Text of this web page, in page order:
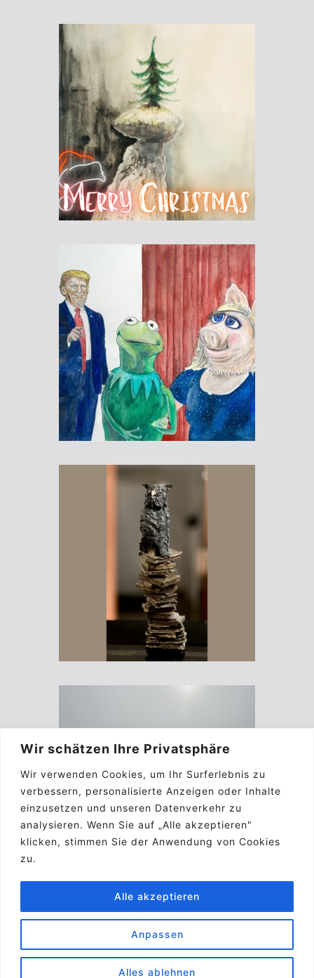
Wir schätzen Ihre Privatsphäre
Wir verwenden Cookies, um Ihr Surferlebnis zu
verbessern, personalisierte Anzeigen oder Inhalte
einzusetzen und unseren Datenverkehr zu
analysieren. Wenn Sie auf „Alle akzeptieren"
klicken, stimmen Sie der Anwendung von Cookies
zu.
Anpassen
Alles ablehnen
Alle akzeptieren
Kontakt